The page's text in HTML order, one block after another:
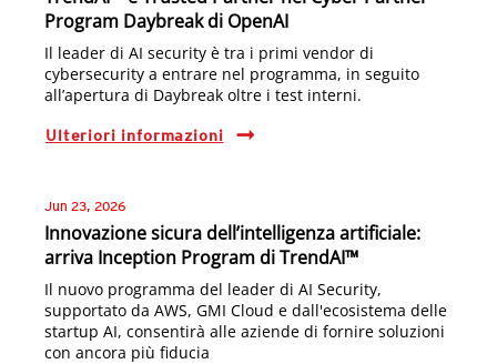
Program Daybreak di OpenAI
Il leader di AI security è tra i primi vendor di
cybersecurity a entrare nel programma, in seguito
all’apertura di Daybreak oltre i test interni.
Ulteriori informazioni
Jun 23, 2026
Innovazione sicura dell’intelligenza artificiale:
arriva Inception Program di TrendAI™
Il nuovo programma del leader di AI Security,
supportato da AWS, GMI Cloud e dall'ecosistema delle
startup AI, consentirà alle aziende di fornire soluzioni
con ancora più fiducia